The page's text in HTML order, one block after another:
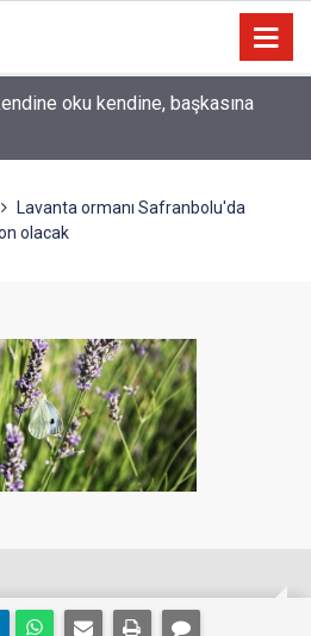
'Sosyal medyanın
kariyeri riske atabilir' uyarısı
Lavanta ormanı Safranbolu'da
olacak